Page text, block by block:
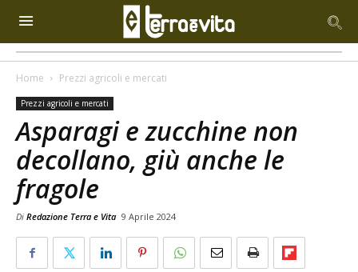
Home Prezzi agricoli e mercati
Prezzi agricoli e mercati
Asparagi e zucchine non
decollano, giù anche le
fragole
Di Redazione Terra e Vita 9 Aprile 2024